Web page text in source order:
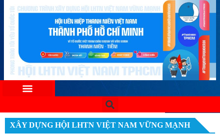
XÂY DỰNG HỘI LHTN VIỆT NAM VỮNG MẠNH